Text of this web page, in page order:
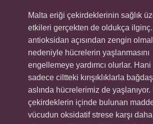
Malta eriği çekirdeklerinin sağlık
etkileri gerçekten de oldukça
antioksidan açısından zengin
nedeniyle hücrelerin yaşlanmasını
engellemeye yardımcı olurlar. Hani
sadece ciltteki kırışıklıklarla
aslında hücrelerimiz de yaşlanıyor.
çekirdeklerin içinde bulunan
vücudun oksidatif strese karşı